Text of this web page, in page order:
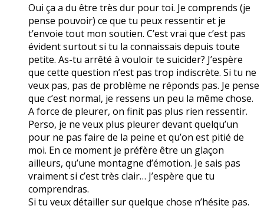
Oui ça a du être très dur pour toi. Je comprends (je
pense pouvoir) ce que tu peux ressentir et je
t’envoie tout mon soutien. C’est vrai que c’est pas
évident surtout si tu la connaissais depuis toute
petite. As-tu arrêté à vouloir te suicider? J’espère
que cette question n’est pas trop indiscrète. Si tu ne
veux pas, pas de problème ne réponds pas. Je pense
que c’est normal, je ressens un peu la même chose.
A force de pleurer, on finit pas plus rien ressentir.
Perso, je ne veux plus pleurer devant quelqu’un
pour ne pas faire de la peine et qu’on est pitié de
moi. En ce moment je préfère être un glaçon
ailleurs, qu’une montagne d’émotion. Je sais pas
vraiment si c’est très clair… J’espère que tu
comprendras.
Si tu veux détailler sur quelque chose n’hésite pas.